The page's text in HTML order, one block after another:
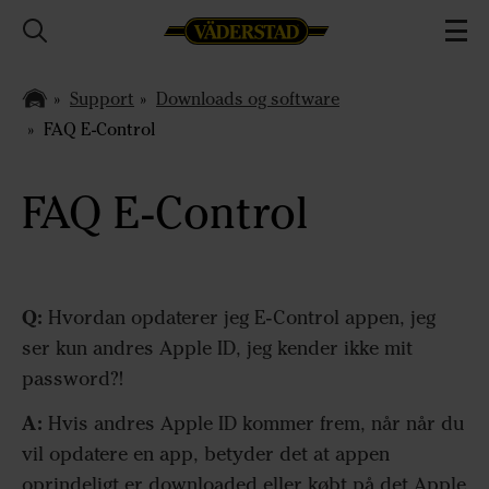
Support
Downloads og software
FAQ E-Control
FAQ E-Control
Q: Hvordan opdaterer jeg E-Control appen, jeg
ser kun andres Apple ID, jeg kender ikke mit
password?!
A: Hvis andres Apple ID kommer frem, når når du
vil opdatere en app, betyder det at appen
oprindeligt er downloaded eller købt på det Apple